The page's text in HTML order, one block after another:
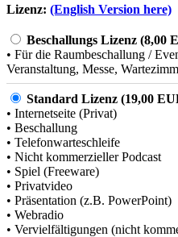
Lizenz: (English Version here)
Beschallungs Lizenz (8,00
• Für die Raumbeschallung /
Veranstaltung, Messe,
Standard Lizenz (19,00
• Internetseite (Privat)
• Beschallung
• Telefonwarteschleife
• Nicht kommerzieller Podcast
• Spiel (Freeware)
• Privatvideo
• Präsentation (z.B. PowerPoint)
• Webradio
• Vervielfältigungen (nicht